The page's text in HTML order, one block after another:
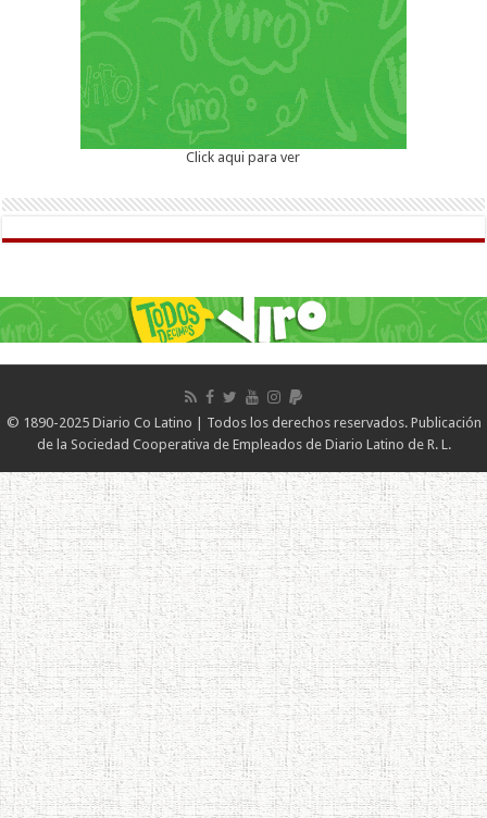
Click aqui para ver
© 1890-2025 Diario Co Latino | Todos los derechos reservados. Publicación
de la Sociedad Cooperativa de Empleados de Diario Latino de R. L.